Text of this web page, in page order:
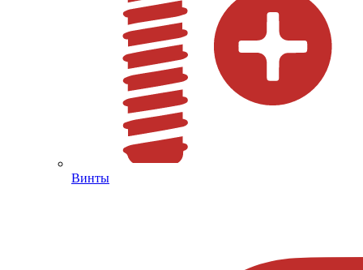
Винты